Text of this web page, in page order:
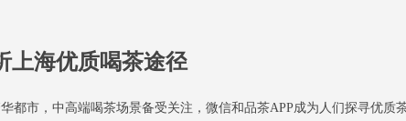
上海优质喝茶途径
都市，中高端喝茶场景备受关注，微信和品茶APP成为人们探寻优